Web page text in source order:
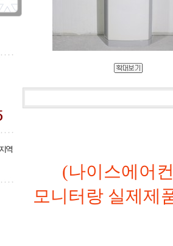
(나이스에어
모니터랑 실제제